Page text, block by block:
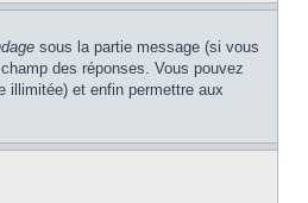
sous la partie message (si vous
des réponses. Vous pouvez
illimitée) et enfin permettre aux